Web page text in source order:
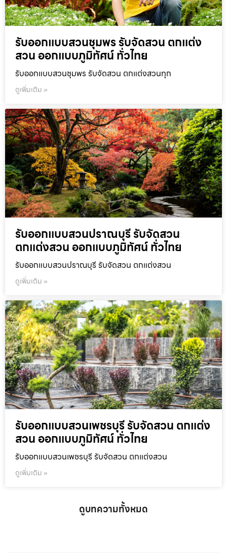
รับออกแบบสวนชุมพร รับจัดสวน ตกแต่ง
สวน ออกแบบภูมิทัศน์ ทั่วไทย
รับออกแบบสวนชุมพร รับจัดสวน ตกแต่งสวนทุก
ดูเพิ่มเติม »
รับออกแบบสวนปราณบุรี รับจัดสวน
ตกแต่งสวน ออกแบบภูมิทัศน์ ทั่วไทย
รับออกแบบสวนปราณบุรี รับจัดสวน ตกแต่งสวน
ดูเพิ่มเติม »
รับออกแบบสวนเพชรบุรี รับจัดสวน ตกแต่ง
สวน ออกแบบภูมิทัศน์ ทั่วไทย
รับออกแบบสวนเพชรบุรี รับจัดสวน ตกแต่งสวน
ดูเพิ่มเติม »
ดูบทความทั้งหมด